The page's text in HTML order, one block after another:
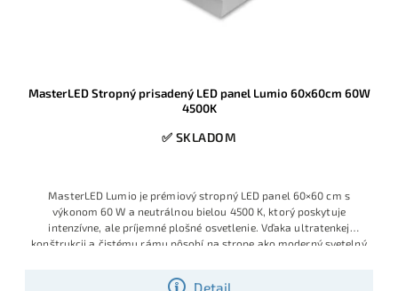
MasterLED Stropný prisadený LED panel Lumio 60x60cm 60W
4500K
✅ SKLADOM
Detail
MasterLED Lumio je prémiový stropný LED panel 60×60 cm s
výkonom 60 W a neutrálnou bielou 4500 K, ktorý poskytuje
intenzívne, ale príjemné plošné osvetlenie. Vďaka ultratenkej
konštrukcii a čistému rámu pôsobí na strope ako moderný svetelný